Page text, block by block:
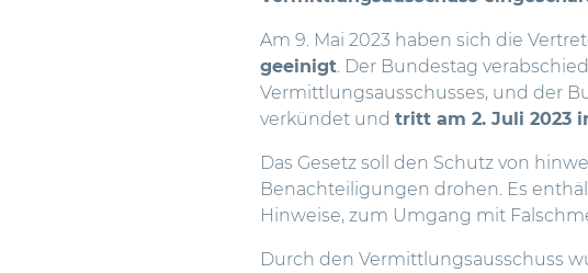
Am 9. Mai 2023 haben sich die
geeinigt . Der Bundestag
Vermittlungsausschusses, und der
verkündet und tritt am 2. Juli 2023
Das Gesetz soll den Schutz von
Benachteiligungen drohen. Es
Hinweise, zum Umgang mit
Durch den Vermittlungsausschuss